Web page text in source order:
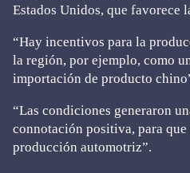
Estados Unidos, que favorece
“Hay incentivos para la
la región, por ejemplo, como
importación de producto
“Las condiciones generaron
connotación positiva, para que
producción automotriz”.